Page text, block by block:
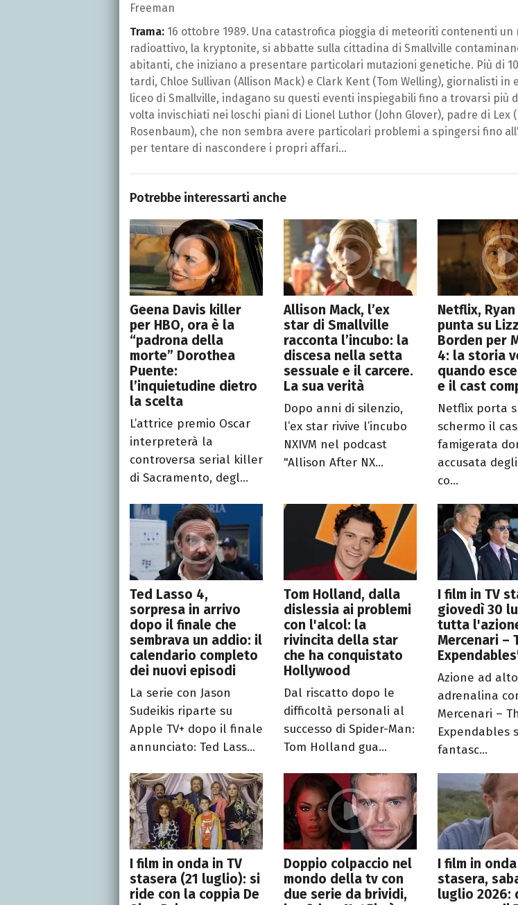
Freeman
Trama: 16 ottobre 1989. Una catastrofica pioggia di meteoriti contenenti un
radioattivo, la kryptonite, si abbatte sulla cittadina di Smallville
abitanti, che iniziano a presentare particolari mutazioni genetiche. Più di
tardi, Chloe Sullivan (Allison Mack) e Clark Kent (Tom Welling), giornalisti in
liceo di Smallville, indagano su questi eventi inspiegabili fino a trovarsi più
volta invischiati nei loschi piani di Lionel Luthor (John Glover), padre di Lex
Rosenbaum), che non sembra avere particolari problemi a spingersi fino
per tentare di nascondere i propri affari...
Potrebbe interessarti anche
Geena Davis killer
per HBO, ora è la
“padrona della
morte” Dorothea
Puente:
l’inquietudine dietro
la scelta
L’attrice premio Oscar
interpreterà la
controversa serial killer
di Sacramento, degl...
Allison Mack, l’ex
star di Smallville
racconta l’incubo: la
discesa nella setta
sessuale e il carcere.
La sua verità
Dopo anni di silenzio,
l’ex star rivive l’incubo
NXIVM nel podcast
"Allison After NX...
Netflix,
punta su
Borden per
4: la storia
quando
e il cast
Netflix porta
schermo il
famigerata
accusata
co...
Ted Lasso 4,
sorpresa in arrivo
dopo il finale che
sembrava un addio: il
calendario completo
dei nuovi episodi
La serie con Jason
Sudeikis riparte su
Apple TV+ dopo il finale
annunciato: Ted Lass...
Tom Holland, dalla
dislessia ai problemi
con l'alcol: la
rivincita della star
che ha conquistato
Hollywood
Dal riscatto dopo le
difficoltà personali al
successo di Spider-Man:
Tom Holland gua...
I film in TV
giovedì 30
tutta
Mercenari –
Azione ad
adrenalina
Mercenari –
Expendables
fantasc...
I film in onda in TV
stasera (21 luglio): si
ride con la coppia De
Doppio colpaccio nel
mondo della tv con
due serie da brividi,
I film in
stasera,
luglio 2026: